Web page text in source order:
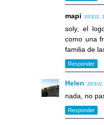
mapi 20/3/11,
soly, el
como una
familia de
Responder
Helen 20/3/
nada, no
Responder